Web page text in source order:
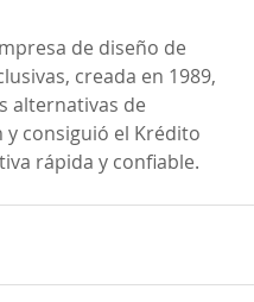
de diseño de
creada en 1989,
alternativas de
y consiguió el Krédito
rápida y confiable.